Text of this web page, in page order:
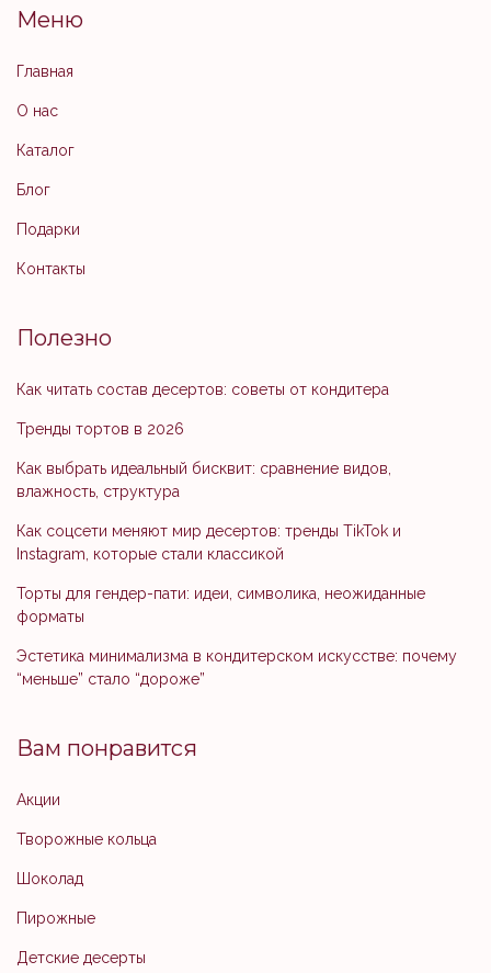
Меню
Главная
О нас
Каталог
Блог
Подарки
Контакты
Полезно
Как читать состав десертов: советы от кондитера
Тренды тортов в 2026
Как выбрать идеальный бисквит: сравнение видов,
влажность, структура
Как соцсети меняют мир десертов: тренды TikTok и
Instagram, которые стали классикой
Торты для гендер-пати: идеи, символика, неожиданные
форматы
Эстетика минимализма в кондитерском искусстве: почему
“меньше” стало “дороже”
Вам понравится
Акции
Творожные кольца
Шоколад
Пирожные
Детские десерты